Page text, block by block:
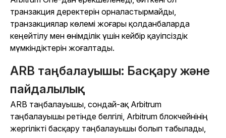
транзакция деректерін орналастырмайды,
транзакциялар көлемі жоғары қолданбаларда
кеңейтілу мен өнімділік үшін кейбір қауіпсіздік
мүмкіндіктерін жоғалтады.
ARB таңбалауышы: Басқару және
пайдалылық
ARB таңбалауышы, сондай-ақ Arbitrum
таңбалауышы ретінде белгілі, Arbitrum блокчейнінің
жергілікті басқару таңбалауышы болып табылады,